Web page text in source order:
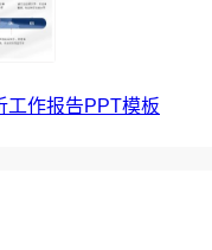
工作报告PPT模板